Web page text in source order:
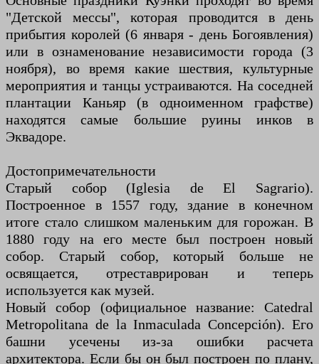
"Детской мессы", которая проводится в день
прибытия королей (6 января - день Богоявления)
или в ознаменование независимости города (3
ноября), во время какие шествия, культурные
мероприятия и танцы устраиваются. На соседней
плантации Каньяр (в одноименном графстве)
находятся самые большие руины инков в
Эквадоре.
Достопримечательности
Старый собор (Iglesia de El Sagrario).
Построенное в 1557 году, здание в конечном
итоге стало слишком маленьким для горожан. В
1880 году на его месте был построен новый
собор. Старый собор, который больше не
освящается, отреставрирован и теперь
используется как музей.
Новый собор (официальное название: Catedral
Metropolitana de la Inmaculada Concepción). Его
башни усечены из-за ошибки расчета
архитектора. Если бы он был построен по плану,